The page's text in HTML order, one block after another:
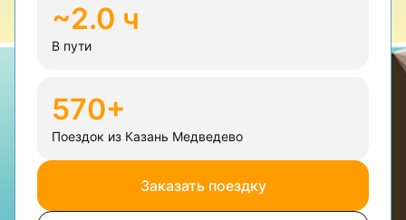
~2.0 ч
В пути
570+
Поездок из Казань Медведево
Заказать поездку